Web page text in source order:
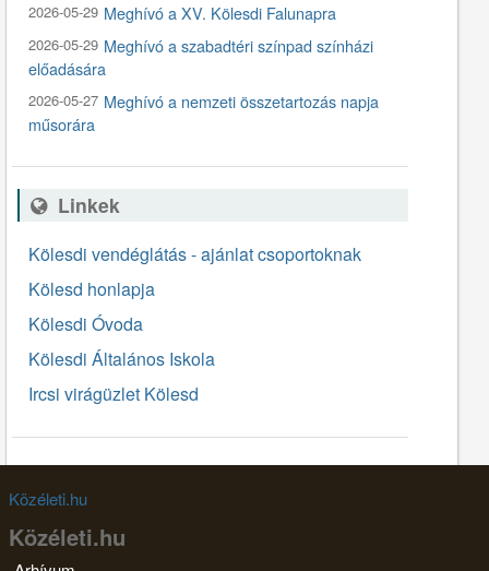
2026-05-29 Meghívó a XV. Kölesdi Falunapra
2026-05-29 Meghívó a szabadtéri színpad színházi
előadására
2026-05-27 Meghívó a nemzeti összetartozás napja
műsorára
Linkek
Kölesdi vendéglátás - ajánlat csoportoknak
Kölesd honlapja
Kölesdi Óvoda
Kölesdi Általános Iskola
Ircsi virágüzlet Kölesd
Közéleti.hu
Közéleti.hu